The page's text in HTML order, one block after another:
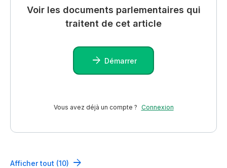
Voir les documents parlementaires qui
traitent de cet article
Démarrer
Vous avez déjà un compte ? Connexion
Afficher tout (10)